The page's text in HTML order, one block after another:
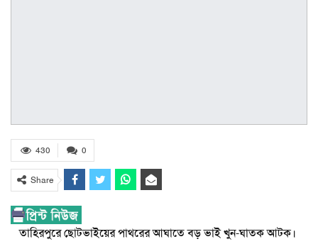
0
430
Share
তাহিরপুরে ছোটভাইয়ের পাথরের আঘাতে বড় ভাই খুন-ঘাতক আটক।